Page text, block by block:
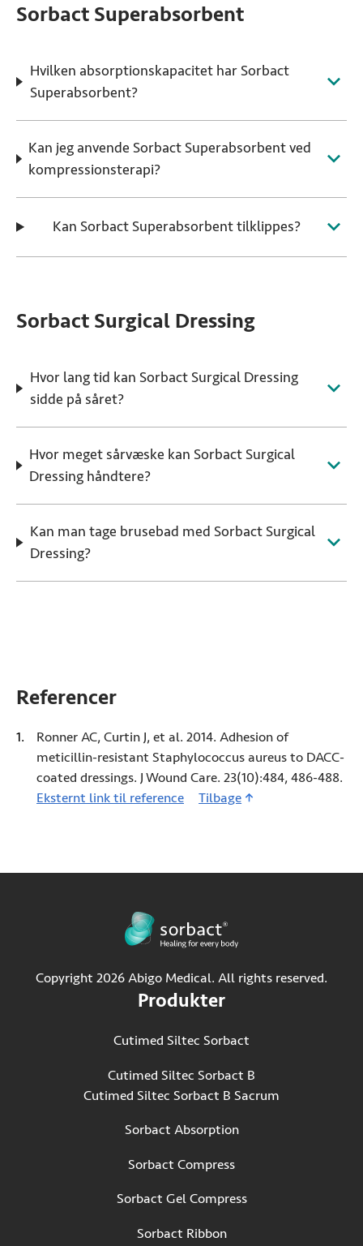
Sorbact Superabsorbent
Hvilken absorptionskapacitet har Sorbact
Superabsorbent?
Kan jeg anvende Sorbact Superabsorbent ved
kompressionsterapi?
Kan Sorbact Superabsorbent tilklippes?
Sorbact Surgical Dressing
Hvor lang tid kan Sorbact Surgical Dressing
sidde på såret?
Hvor meget sårvæske kan Sorbact Surgical
Dressing håndtere?
Kan man tage brusebad med Sorbact Surgical
Dressing?
Referencer
Ronner AC, Curtin J, et al. 2014. Adhesion of
meticillin-resistant Staphylococcus aureus to DACC-
coated dressings. J Wound Care. 23(10):484, 486-488.
Eksternt link til reference 1 (Åbner i ny fane)
Tilbage
Copyright 2026 Abigo Medical. All rights reserved.
Produkter
Cutimed Siltec Sorbact
Cutimed Siltec Sorbact B
Cutimed Siltec Sorbact B Sacrum
Sorbact Absorption
Sorbact Compress
Sorbact Gel Compress
Sorbact Ribbon